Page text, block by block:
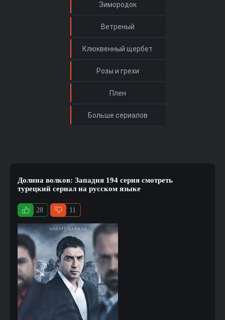
Долина волков: Западня 194 серия смотреть
турецкий сериал на русском языке
28 11